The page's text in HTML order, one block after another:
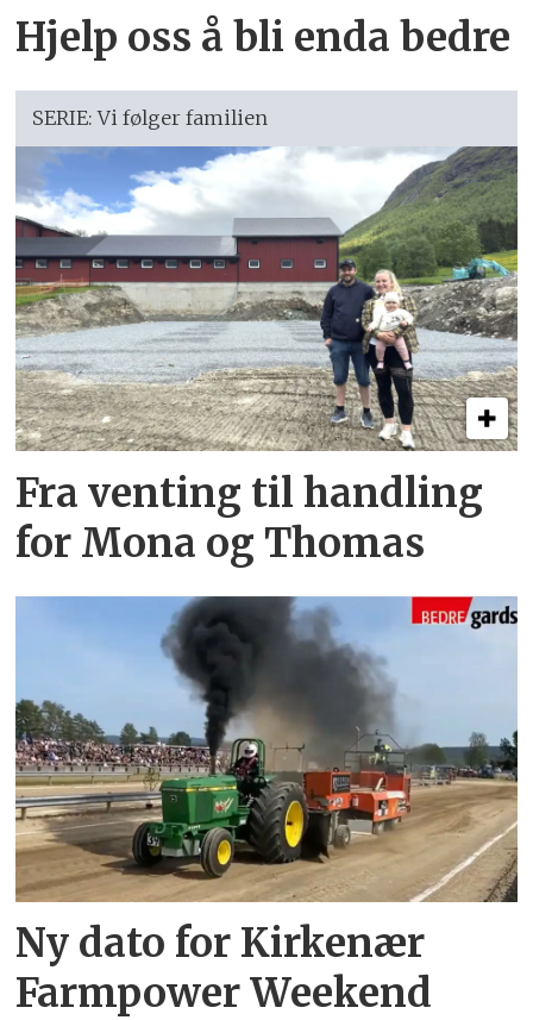
Hjelp oss å bli enda bedre
SERIE: Vi følger familien
Fra venting til handling
for Mona og Thomas
Ny dato for Kirkenær
Farmpower Weekend